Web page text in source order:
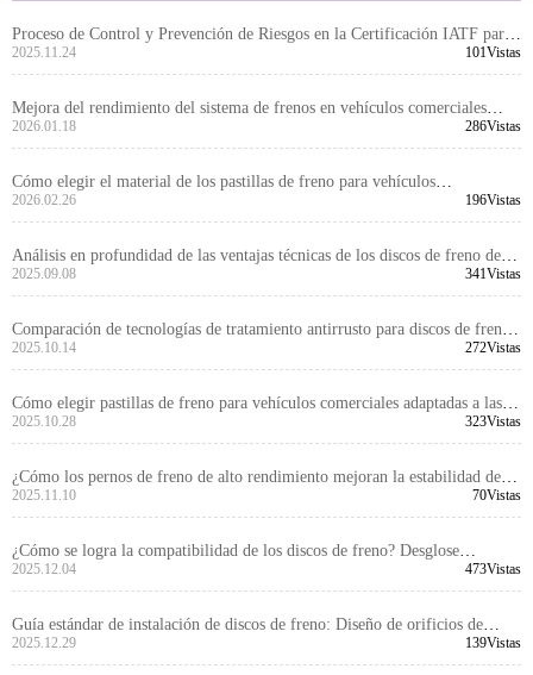
Proceso de Control y Prevención de Riesgos en la Certificación IATF para
Discos de Freno Automotrices
2025.11.24 101Vistas
Mejora del rendimiento del sistema de frenos en vehículos comerciales
mediante discos de freno duraderos y resistentes a la corrosión
2026.01.18 286Vistas
Cómo elegir el material de los pastillas de freno para vehículos
comerciales: Comparación de prestaciones y análisis de escenarios de
aplicación entre semimetálicos, de bajo contenido de acero y cerámicos
2026.02.26 196Vistas
Análisis en profundidad de las ventajas técnicas de los discos de freno de
alto rendimiento para el comercio de exportación
2025.09.08 341Vistas
Comparación de tecnologías de tratamiento antirrusto para discos de freno
importados: ¿Cuál es más duradera, la engrasado, la pintura o el
recubrimiento?
2025.10.14 272Vistas
Cómo elegir pastillas de freno para vehículos comerciales adaptadas a las
normativas locales: Guía de certificaciones de los principales mercados
globales
2025.10.28 323Vistas
¿Cómo los pernos de freno de alto rendimiento mejoran la estabilidad del
sistema de frenado? Análisis del principio técnico y escenarios de
aplicación
2025.11.10 70Vistas
¿Cómo se logra la compatibilidad de los discos de freno? Desglose
detallado del control de tolerancias de dimensiones y el diseño de
compatibilidad de interfaces de montaje
2025.12.04 473Vistas
Guía estándar de instalación de discos de freno: Diseño de orificios de
ubicación precisa y tecnología de torneado de alta calidad
2025.12.29 139Vistas